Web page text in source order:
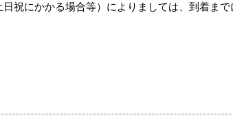
祝にかかる場合等）によりましては、到着まで